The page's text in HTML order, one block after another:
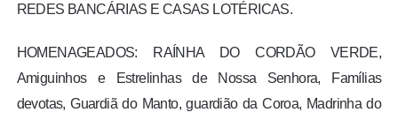
REDES BANCÁRIAS E CASAS LOTÉRICAS.
HOMENAGEADOS: RAÍNHA DO CORDÃO VERDE,
Amiguinhos e Estrelinhas de Nossa Senhora, Famílias
devotas, Guardiã do Manto, guardião da Coroa, Madrinha do